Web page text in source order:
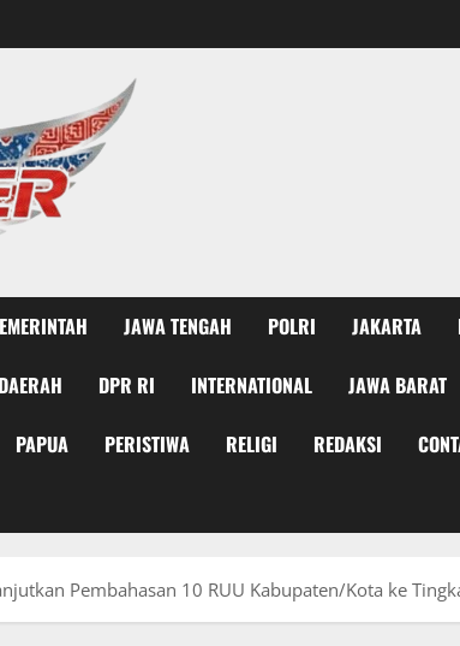
JAWA TENGAH POLRI JAKARTA
DAERAH DPR RI INTERNATIONAL JAWA BARAT
PAPUA PERISTIWA RELIGI REDAKSI
Pembahasan 10 RUU Kabupaten/Kota ke